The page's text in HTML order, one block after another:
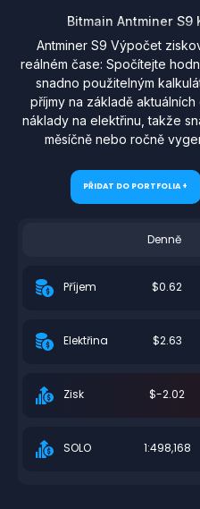
Bitmain Antminer
Antminer S9 Výpočet
reálném čase: Spočítejte
snadno použitelným
příjmy na základě
náklady na elektřinu, takže
měsíčně nebo ročně
PŘIDAT DO PORTFOLIA +
Denně
Příjem $0.62
Elektřina $2.63
Zisk $-2.02
SOLO 1:498,168